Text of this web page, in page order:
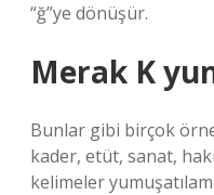
“ğ”ye dönüşür.
Merak K
Bunlar gibi birçok
kader, etüt, sanat,
kelimeler